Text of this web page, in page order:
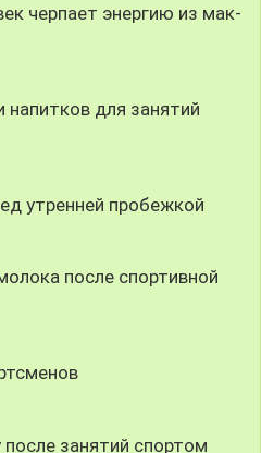
черпает энергию из мак-
напитков для занятий
утренней пробежкой
после спортивной
занятий спортом